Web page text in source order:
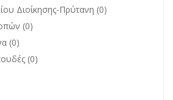
Διοίκησης-Πρύτανη (0)
(0)
(0)
(0)